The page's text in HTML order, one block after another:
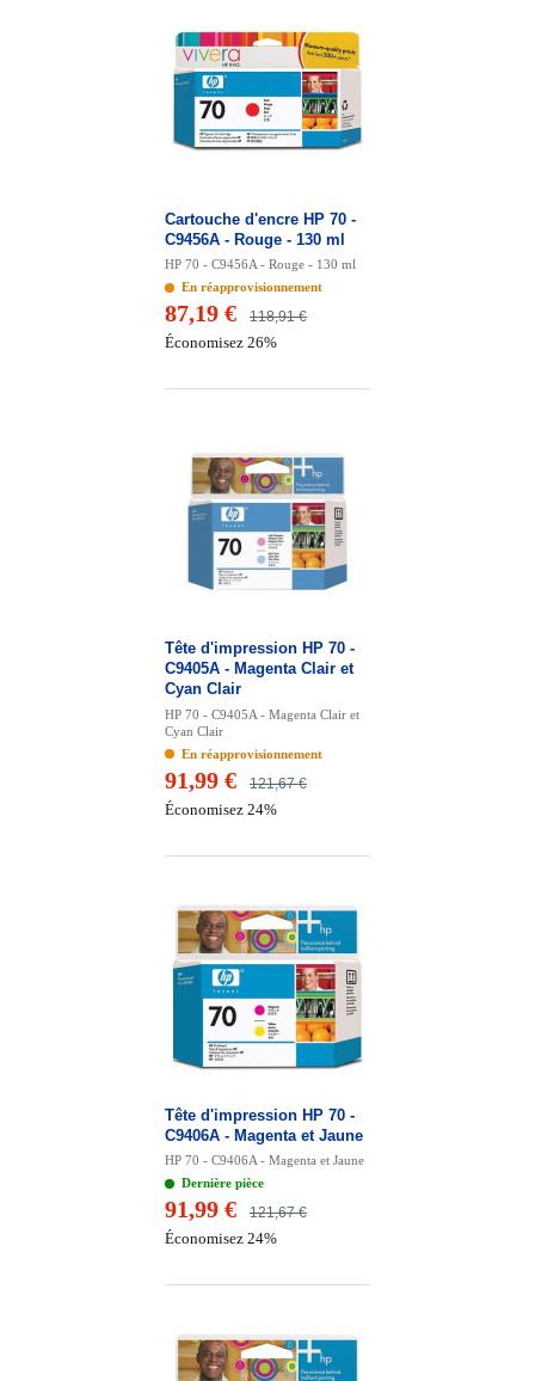
Cartouche d'encre HP 70 -
C9456A - Rouge - 130 ml
HP 70 - C9456A - Rouge - 130 ml
En réapprovisionnement
118,91 €
87,19 €
Économisez 26%
Tête d'impression HP 70 -
C9405A - Magenta Clair et
Cyan Clair
HP 70 - C9405A - Magenta Clair et
Cyan Clair
En réapprovisionnement
121,67 €
91,99 €
Économisez 24%
Tête d'impression HP 70 -
C9406A - Magenta et Jaune
HP 70 - C9406A - Magenta et Jaune
Dernière pièce
121,67 €
91,99 €
Économisez 24%